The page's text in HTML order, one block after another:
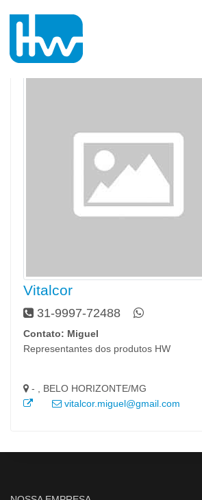
Minas Gerais
Vitalcor
31-9997-72488
Contato: Miguel
Representantes dos produtos HW
- , BELO HORIZONTE/MG
vitalcor.miguel@gmail.com